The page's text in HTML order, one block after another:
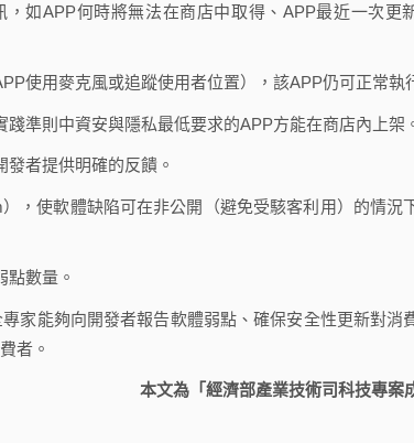
如APP何時將無法在商店中取得、APP最近一次更
使用麥克風或追蹤使用者位置），該APP仍可正常執
準則中資安與隱私最低要求的APP方能在商店內上架
發者提供明確的反饋。
，使軟體缺陷可在非公開（避免受駭客利用）的情況
點數量。
能夠向開發者報告軟體弱點、確保安全性更新對消
者。
本文為「經濟部產業技術司科技專案